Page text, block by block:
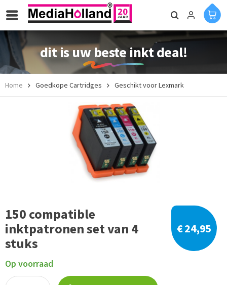
dit is uw beste inkt deal!
Home Goedkope Cartridges Geschikt voor Lexmark
150 compatible
inktpatronen set van 4
stuks
€ 24,95
Op voorraad